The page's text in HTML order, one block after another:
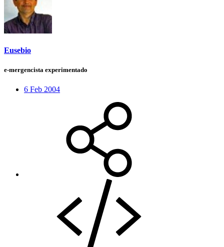
Eusebio
e-mergencista experimentado
6 Feb 2004